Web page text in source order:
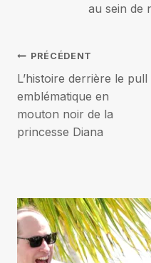
au sein de
Navigation
de
l’article
PRÉCÉDENT
L’histoire derrière le pull
emblématique en
mouton noir de la
princesse Diana